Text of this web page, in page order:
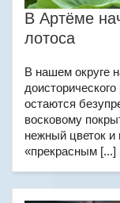
В Артёме
лотоса
В нашем округе
остаются
восковому
нежный цветок и
«прекрасным [...]